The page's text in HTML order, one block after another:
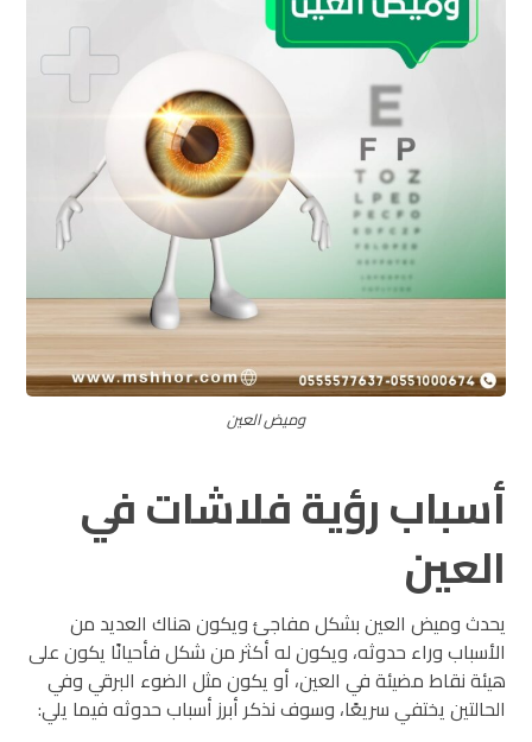
وميض العين
أسباب رؤية فلاشات في
العين
يحدث وميض العين بشكل مفاجئ ويكون هناك العديد من
الأسباب وراء حدوثه، ويكون له أكثر من شكل فأحيانًا يكون على
هيئة نقاط مضيئة في العين، أو يكون مثل الضوء البرقي وفي
الحالتين يختفي سريعًا، وسوف نذكر أبرز أسباب حدوثه فيما يلي: